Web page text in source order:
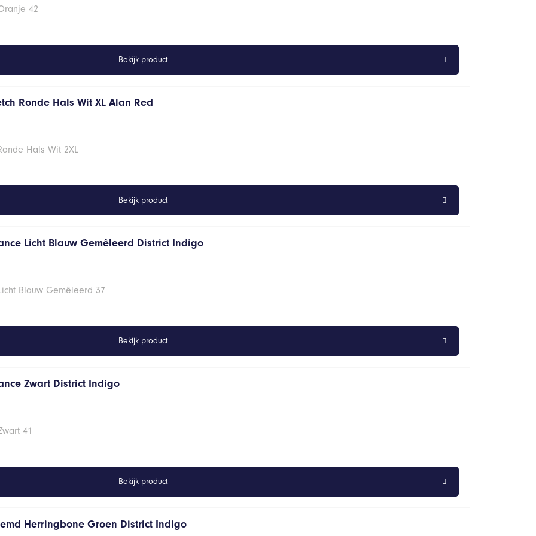
42
Bekijk product
Ronde Hals Wit XL Alan Red
Hals Wit 2XL
Bekijk product
Licht Blauw Gemêleerd District Indigo
Blauw Gemêleerd 37
Bekijk product
Zwart District Indigo
41
Bekijk product
Herringbone Groen District Indigo